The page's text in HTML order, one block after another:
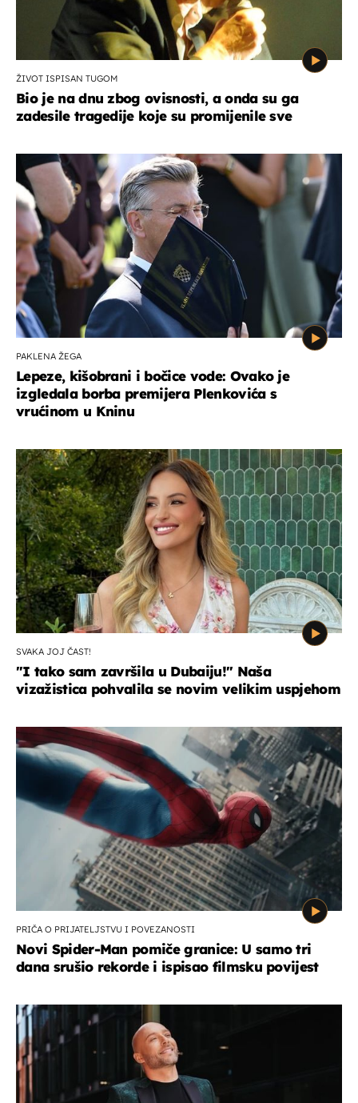
ŽIVOT ISPISAN TUGOM
Bio je na dnu zbog ovisnosti, a onda su ga
zadesile tragedije koje su promijenile sve
PAKLENA ŽEGA
Lepeze, kišobrani i bočice vode: Ovako je
izgledala borba premijera Plenkovića s
vrućinom u Kninu
SVAKA JOJ ČAST!
"I tako sam završila u Dubaiju!" Naša
vizažistica pohvalila se novim velikim uspjehom
PRIČA O PRIJATELJSTVU I POVEZANOSTI
Novi Spider-Man pomiče granice: U samo tri
dana srušio rekorde i ispisao filmsku povijest